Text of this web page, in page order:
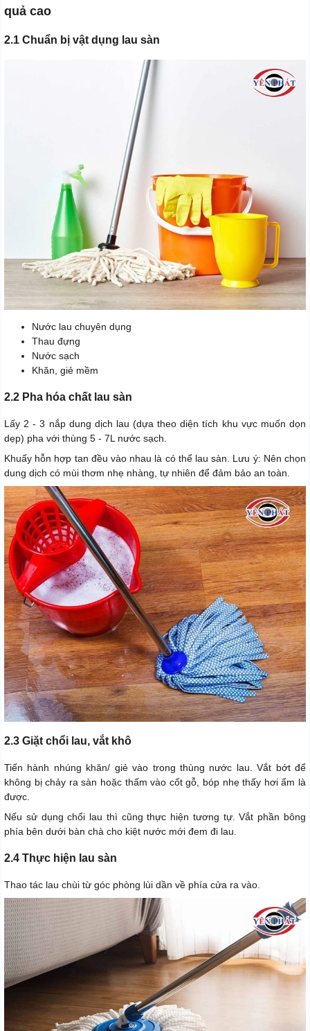
quả cao
2.1 Chuẩn bị vật dụng lau sàn
Nước lau chuyên dụng
Thau đựng
Nước sạch
Khăn, giẻ mềm
2.2 Pha hóa chất lau sàn
Lấy 2 - 3 nắp dung dịch lau (dựa theo diện tích khu vực muốn dọn
dẹp) pha với thùng 5 - 7L nước sạch.
Khuấy hỗn hợp tan đều vào nhau là có thể lau sàn. Lưu ý: Nên chọn
dung dịch có mùi thơm nhẹ nhàng, tự nhiên để đảm bảo an toàn.
2.3 Giặt chổi lau, vắt khô
Tiến hành nhúng khăn/ giẻ vào trong thùng nước lau. Vắt bớt để
không bị chảy ra sàn hoặc thấm vào cốt gỗ, bóp nhẹ thấy hơi ẩm là
được.
Nếu sử dụng chổi lau thì cũng thực hiện tương tự. Vắt phần bông
phía bên dưới bàn chà cho kiệt nước mới đem đi lau.
2.4 Thực hiện lau sàn
Thao tác lau chùi từ góc phòng lùi dần về phía cửa ra vào.